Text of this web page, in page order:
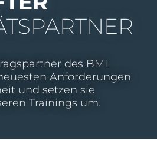
des BMI
Anforderungen
und setzen sie
Trainings um.